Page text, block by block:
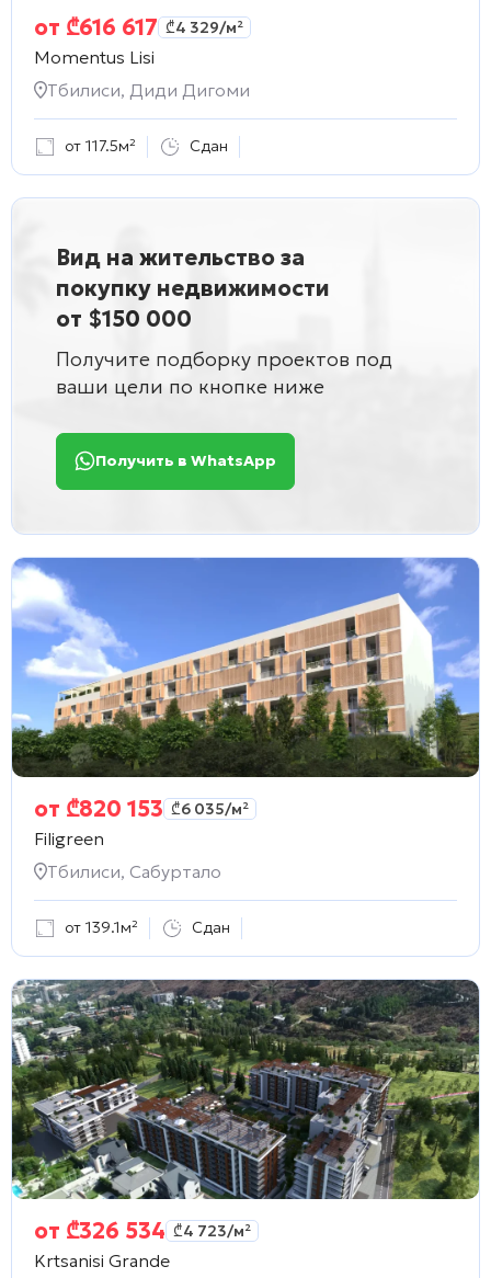
от ₾616 617 ₾4 329/м²
Momentus Lisi
Тбилиси, Диди Дигоми
от 117.5м² Сдан
Вид на жительство за
покупку недвижимости
от $150 000
Получите подборку проектов под
ваши цели по кнопке ниже
Получить в WhatsApp
от ₾820 153 ₾6 035/м²
Filigreen
Тбилиси, Сабуртало
от 139.1м² Сдан
от ₾326 534 ₾4 723/м²
Krtsanisi Grande